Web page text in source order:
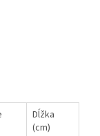
Dĺžka
(cm)